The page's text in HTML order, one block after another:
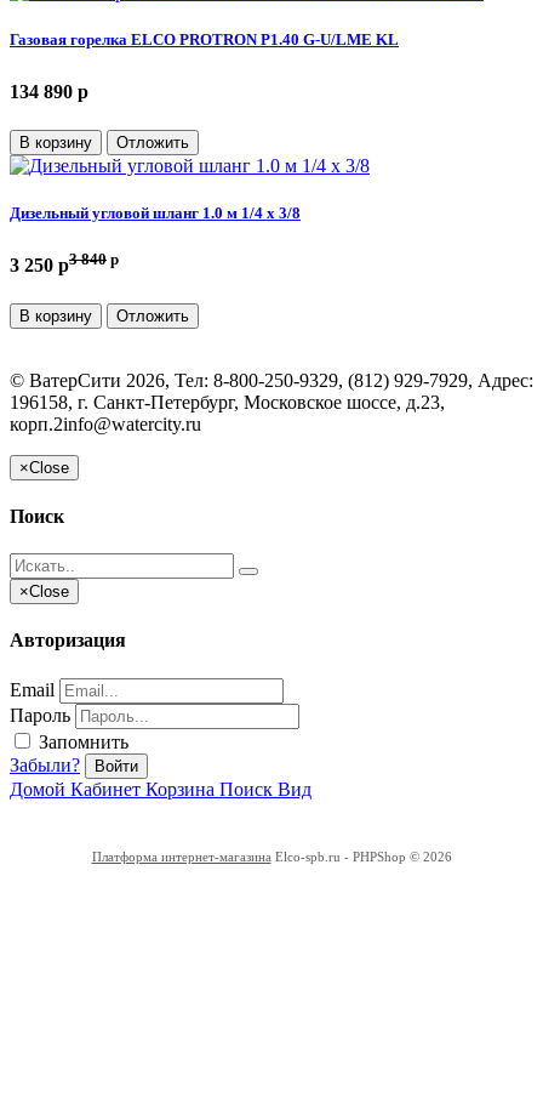
Газовая горелка ELCO PROTRON P1.40 G-U/LME KL
134 890 p
В корзину Отложить
Дизельный угловой шланг 1.0 м 1/4 х 3/8
3 250 p3 840 p
В корзину Отложить
© ВатерСити 2026, Тел: 8-800-250-9329, (812) 929-7929, Адрес:
196158, г. Санкт-Петербург, Московское шоссе, д.23,
корп.2info@watercity.ru
×Close
Поиск
×Close
Авторизация
Email
Пароль
Запомнить
Забыли?
Войти
Домой Кабинет Корзина Поиск Вид
Платформа интернет-магазина Elco-spb.ru - PHPShop © 2026